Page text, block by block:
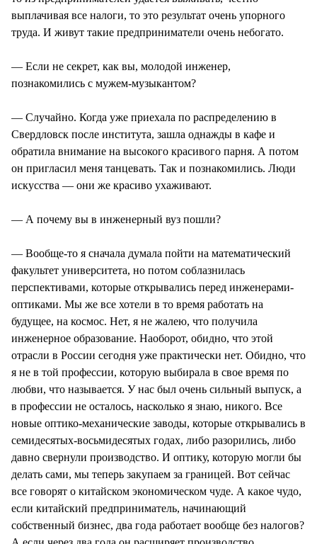
выплачивая все налоги, то это результат очень упорного
труда. И живут такие предприниматели очень небогато.
— Если не секрет, как вы, молодой инженер,
познакомились с мужем-музыкантом?
— Случайно. Когда уже приехала по распределению в
Свердловск после института, зашла однажды в кафе и
обратила внимание на высокого красивого парня. А потом
он пригласил меня танцевать. Так и познакомились. Люди
искусства — они же красиво ухаживают.
— А почему вы в инженерный вуз пошли?
— Вообще-то я сначала думала пойти на математический
факультет университета, но потом соблазнилась
перспективами, которые открывались перед инженерами-
оптиками. Мы же все хотели в то время работать на
будущее, на космос. Нет, я не жалею, что получила
инженерное образование. Наоборот, обидно, что этой
отрасли в России сегодня уже практически нет. Обидно, что
я не в той профессии, которую выбирала в свое время по
любви, что называется. У нас был очень сильный выпуск, а
в профессии не осталось, насколько я знаю, никого. Все
новые оптико-механические заводы, которые открывались в
семидесятых-восьмидесятых годах, либо разорились, либо
давно свернули производство. И оптику, которую могли бы
делать сами, мы теперь закупаем за границей. Вот сейчас
все говорят о китайском экономическом чуде. А какое чудо,
если китайский предприниматель, начинающий
собственный бизнес, два года работает вообще без налогов?